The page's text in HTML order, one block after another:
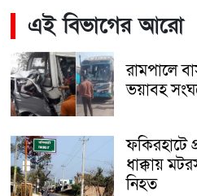
এই বিভাগের আরো
রামপালে
ভয়াবহ
ফকিরহাটে
ধাক্কায়
নিহত